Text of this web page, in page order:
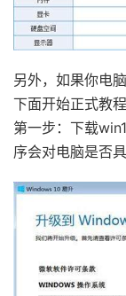
另外，如果你电
下面开始正式教
第一步：下载
序会对电脑是否